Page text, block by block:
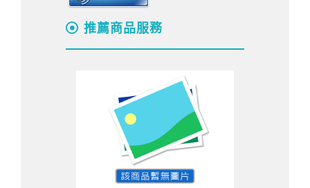
推薦商品服務